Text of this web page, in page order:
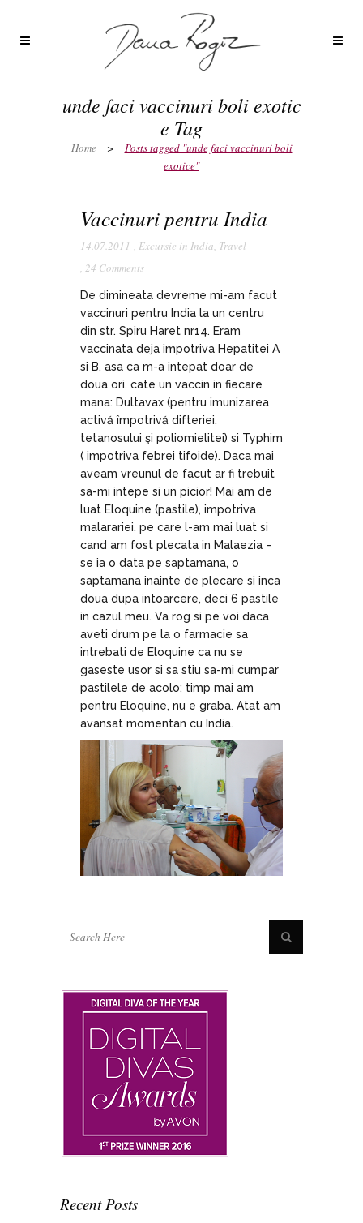
unde faci vaccinuri boli exotic
e Tag
Home >
Posts tagged "unde faci vaccinuri boli
exotice"
Vaccinuri pentru India
14.07.2011 , Excursie in India, Travel
, 24 Comments
De dimineata devreme mi-am facut
vaccinuri pentru India la un centru
din str. Spiru Haret nr14. Eram
vaccinata deja impotriva Hepatitei A
si B, asa ca m-a intepat doar de
doua ori, cate un vaccin in fiecare
mana: Dultavax (pentru imunizarea
activă împotrivă difteriei,
tetanosului şi poliomielitei) si Typhim
( impotriva febrei tifoide). Daca mai
aveam vreunul de facut ar fi trebuit
sa-mi intepe si un picior! Mai am de
luat Eloquine (pastile), impotriva
malarariei, pe care l-am mai luat si
cand am fost plecata in Malaezia –
se ia o data pe saptamana, o
saptamana inainte de plecare si inca
doua dupa intoarcere, deci 6 pastile
in cazul meu. Va rog si pe voi daca
aveti drum pe la o farmacie sa
intrebati de Eloquine ca nu se
gaseste usor si sa stiu sa-mi cumpar
pastilele de acolo; timp mai am
pentru Eloquine, nu e graba. Atat am
avansat momentan cu India.
Recent Posts